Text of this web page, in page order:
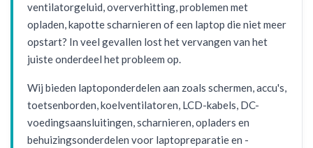
ventilatorgeluid, oververhitting, problemen met
opladen, kapotte scharnieren of een laptop die niet meer
opstart? In veel gevallen lost het vervangen van het
juiste onderdeel het probleem op.
Wij bieden laptoponderdelen aan zoals schermen, accu's,
toetsenborden, koelventilatoren, LCD-kabels, DC-
voedingsaansluitingen, scharnieren, opladers en
behuizingsonderdelen voor laptopreparatie en -